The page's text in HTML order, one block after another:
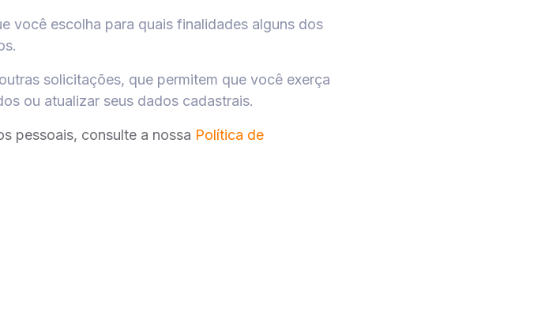
você escolha para quais finalidades alguns dos
solicitações, que permitem que você exerça
ou atualizar seus dados cadastrais.
pessoais, consulte a nossa Política de